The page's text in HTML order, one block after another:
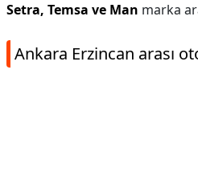
Setra, Temsa ve Man marka
Ankara Erzincan arası